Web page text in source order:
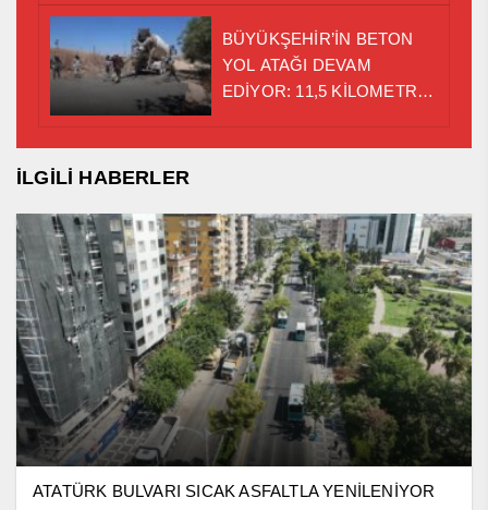
BÜYÜKŞEHİR’İN BETON
YOL ATAĞI DEVAM
EDİYOR: 11,5 KİLOMETRE
İLGİLİ HABERLER
ATATÜRK BULVARI SICAK ASFALTLA YENİLENİYOR